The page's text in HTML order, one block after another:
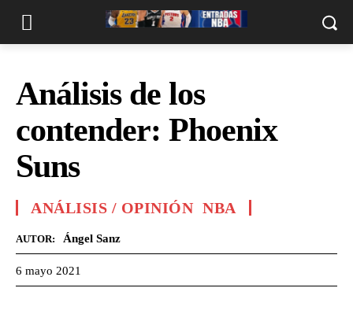
Análisis de los
contender: Phoenix
Suns
ANÁLISIS / OPINIÓN NBA
AUTOR: Ángel Sanz
6 mayo 2021